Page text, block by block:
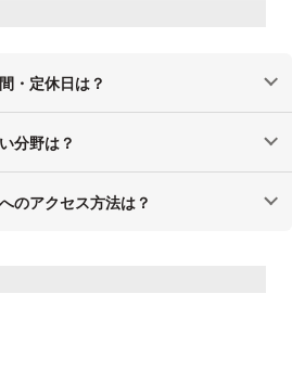
・定休日は？
分野は？
のアクセス方法は？